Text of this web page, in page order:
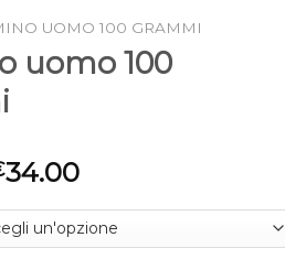
UOMO 100 GRAMMI
uomo 100
34.00